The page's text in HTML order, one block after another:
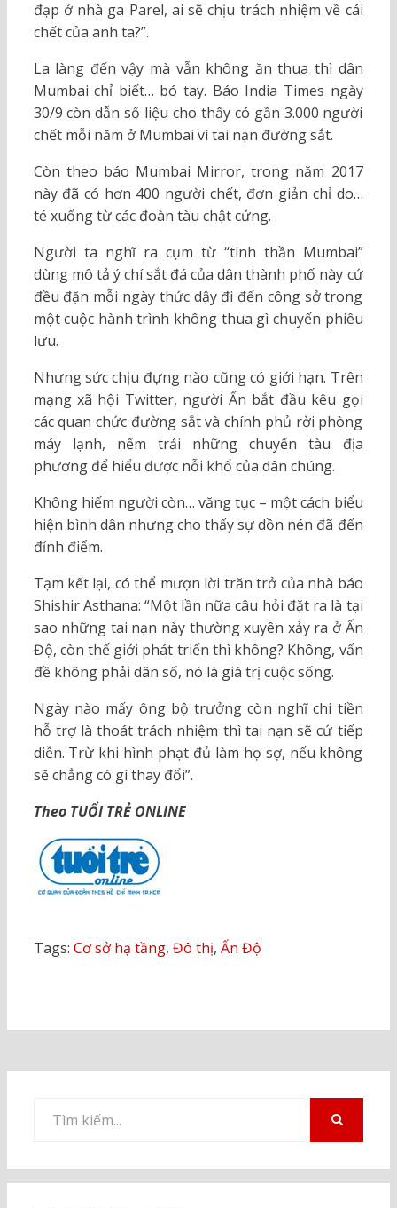
đạp ở nhà ga Parel, ai sẽ chịu trách nhiệm về cái
chết của anh ta?”.
La làng đến vậy mà vẫn không ăn thua thì dân
Mumbai chỉ biết… bó tay. Báo India Times ngày
30/9 còn dẫn số liệu cho thấy có gần 3.000 người
chết mỗi năm ở Mumbai vì tai nạn đường sắt.
Còn theo báo Mumbai Mirror, trong năm 2017
này đã có hơn 400 người chết, đơn giản chỉ do…
té xuống từ các đoàn tàu chật cứng.
Người ta nghĩ ra cụm từ “tinh thần Mumbai”
dùng mô tả ý chí sắt đá của dân thành phố này cứ
đều đặn mỗi ngày thức dậy đi đến công sở trong
một cuộc hành trình không thua gì chuyến phiêu
lưu.
Nhưng sức chịu đựng nào cũng có giới hạn. Trên
mạng xã hội Twitter, người Ấn bắt đầu kêu gọi
các quan chức đường sắt và chính phủ rời phòng
máy lạnh, nếm trải những chuyến tàu địa
phương để hiểu được nỗi khổ của dân chúng.
Không hiếm người còn… văng tục – một cách biểu
hiện bình dân nhưng cho thấy sự dồn nén đã đến
đỉnh điểm.
Tạm kết lại, có thể mượn lời trăn trở của nhà báo
Shishir Asthana: “Một lần nữa câu hỏi đặt ra là tại
sao những tai nạn này thường xuyên xảy ra ở Ấn
Độ, còn thế giới phát triển thì không? Không, vấn
đề không phải dân số, nó là giá trị cuộc sống.
Ngày nào mấy ông bộ trưởng còn nghĩ chi tiền
hỗ trợ là thoát trách nhiệm thì tai nạn sẽ cứ tiếp
diễn. Trừ khi hình phạt đủ làm họ sợ, nếu không
sẽ chẳng có gì thay đổi”.
Theo TUỔI TRẺ ONLINE
Tags: Cơ sở hạ tầng, Đô thị, Ấn Độ
kiếm